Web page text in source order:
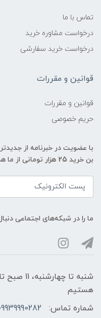
تماس با ما
درخواست مشاوره خرید
درخواست خرید سفارشی
قوانین و مقررات
قوانین و مقررات
حریم خصوصی
با عضویت در خبرنامه از
بن خرید 25 هزار تومانی از ما هدیه بگیرید
ما را در شبکه‌های اجتماعی
هستیم
شماره تماس: